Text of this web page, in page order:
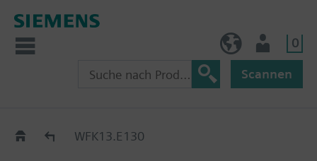
0
Scannen
Austauschhilfe
WFK13.E130